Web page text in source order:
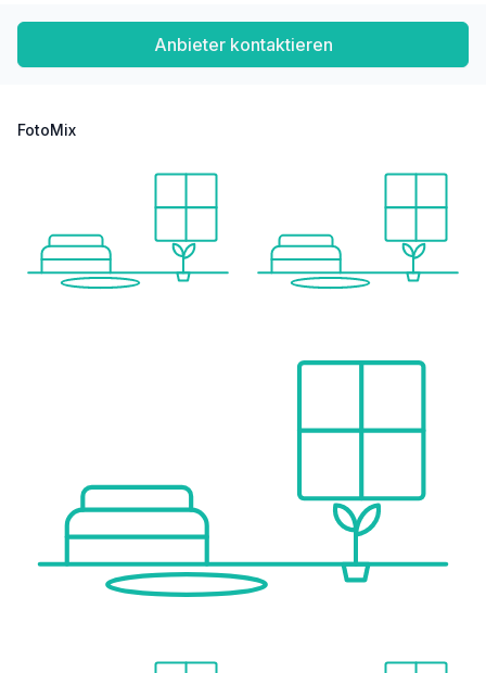
Geldautomat <100m
Polizei <925m
Straßenbahn <200m
Bahnhof <75m
Autobahnanschluss <750m
Anbieter kontaktieren
FotoMix